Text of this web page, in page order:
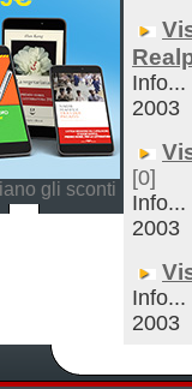
gli sconti
Info...
2003
[0]
Info...
2003
Info...
2003